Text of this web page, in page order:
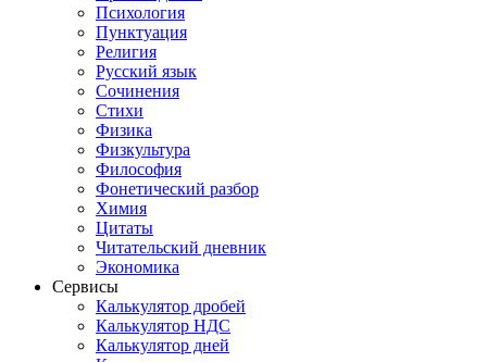
Психология
Пунктуация
Религия
Русский язык
Сочинения
Стихи
Физика
Физкультура
Философия
Фонетический разбор
Химия
Цитаты
Читательский дневник
Экономика
Сервисы
Калькулятор дробей
Калькулятор НДС
Калькулятор дней